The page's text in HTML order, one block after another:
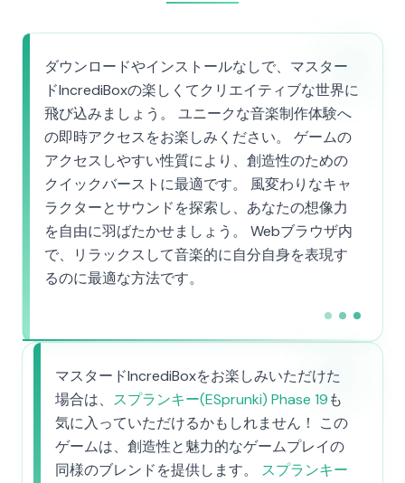
ダウンロードやインストールなしで、マスター
ドIncrediBoxの楽しくてクリエイティブな世界に
飛び込みましょう。 ユニークな音楽制作体験へ
の即時アクセスをお楽しみください。 ゲームの
アクセスしやすい性質により、創造性のための
クイックバーストに最適です。 風変わりなキャ
ラクターとサウンドを探索し、あなたの想像力
を自由に羽ばたかせましょう。 Webブラウザ内
で、リラックスして音楽的に自分自身を表現す
るのに最適な方法です。
マスタードIncrediBoxをお楽しみいただけた
場合は、 スプランキー(ESprunki) Phase 19も
気に入っていただけるかもしれません！ この
ゲームは、創造性と魅力的なゲームプレイの
同様のブレンドを提供します。 スプランキー